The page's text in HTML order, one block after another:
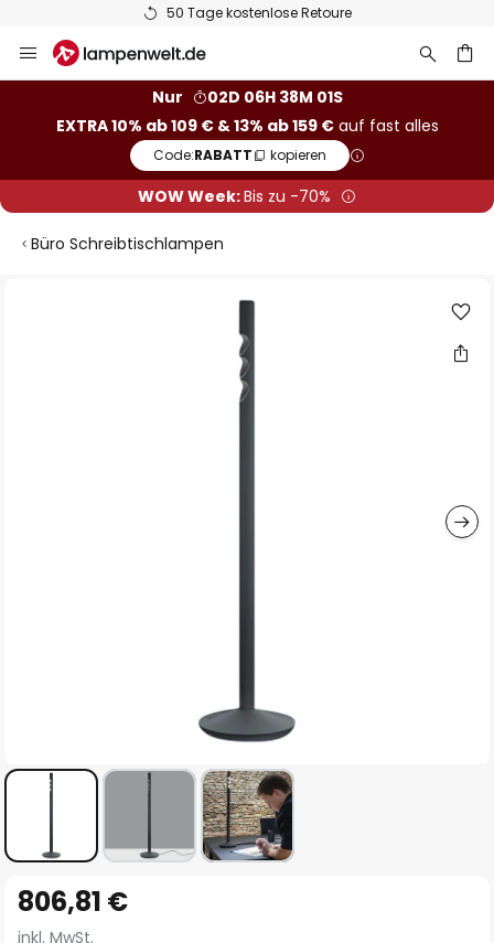
50 Tage kostenlose Retoure
Inhalt
Nur
02D 06H 38M 01S
EXTRA 10% ab 109 € & 13% ab 159 €auf fast alles
Code:RABATT kopieren
WOW Week:Bis zu -70%
Büro Schreibtischlampen
Anfang
der
806,81 €
inkl. MwSt.